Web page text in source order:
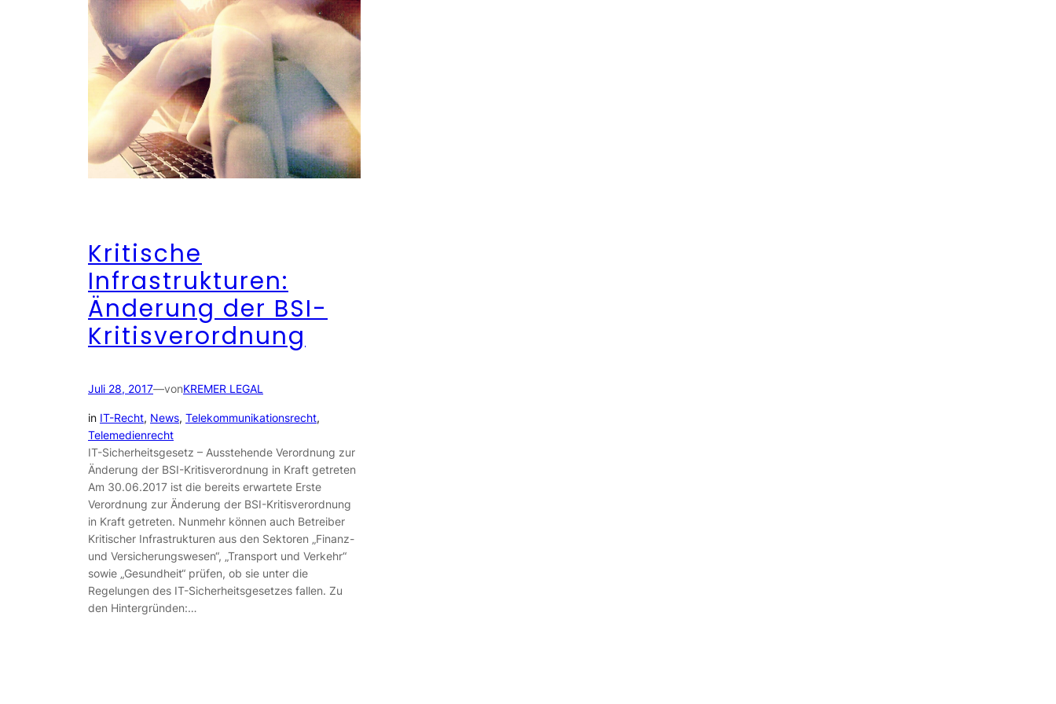
Kritische
Infrastrukturen:
Änderung der BSI-
Kritisverordnung
Juli 28, 2017—vonKREMER LEGAL
in IT-Recht, News, Telekommunikationsrecht
Telemedienrecht
IT-Sicherheitsgesetz – Ausstehende Verordnung zur
Änderung der BSI-Kritisverordnung in Kraft getreten
Am 30.06.2017 ist die bereits erwartete Erste
Verordnung zur Änderung der BSI-Kritisverordnung
in Kraft getreten. Nunmehr können auch Betreiber
Kritischer Infrastrukturen aus den Sektoren „Finanz-
und Versicherungswesen“, „Transport und Verkehr“
sowie „Gesundheit“ prüfen, ob sie unter die
Regelungen des IT-Sicherheitsgesetzes fallen. Zu
den Hintergründen:…